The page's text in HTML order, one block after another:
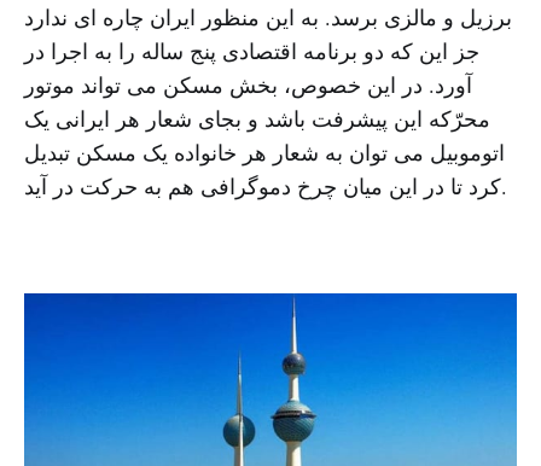
برزیل و مالزی برسد. به این منظور ایران چاره ای ندارد
جز این که دو برنامه اقتصادی پنج ساله را به اجرا در
آورد. در این خصوص، بخش مسکن می تواند موتور
محرّکه این پیشرفت باشد و بجای شعار هر ایرانی یک
اتوموبیل می توان به شعار هر خانواده یک مسکن تبدیل
کرد تا در این میان چرخ دموگرافی هم به حرکت در آید.